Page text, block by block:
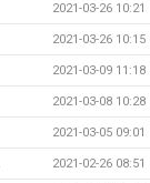
2021-03-26 10:21
2021-03-26 10:15
2021-03-09 11:18
2021-03-08 10:28
2021-03-05 09:01
2021-02-26 08:51